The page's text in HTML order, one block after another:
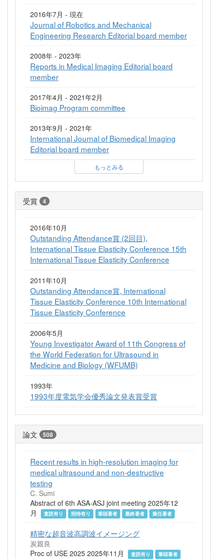
2016年7月 - 現在
Journal of Robotics and Mechanical
Engineering Research Editorial board member
2008年 - 2023年
Reports in Medical Imaging Editorial board
member
2017年4月 - 2021年2月
Bioimag Program committee
2013年9月 - 2021年
International Journal of Biomedical Imaging
Editorial board member
もっとみる
受賞 4
2016年10月
Outstanding Attendance賞 (2回目),
International Tissue Elasticity Conference 15th
International Tissue Elasticity Conference
2011年10月
Outstanding Attendance賞, International
Tissue Elasticity Conference 10th International
Tissue Elasticity Conference
2006年5月
Young Investigator Award of 11th Congress of
the World Federation for Ultrasound in
Medicine and Biology (WFUMB)
1993年
1993年度電気学会優秀論文発表賞受賞
論文 508
Recent results in high-resolution imaging for
medical ultrasound and non-destructive
testing
C. Sumi
Abstract of 6th ASA-ASJ joint meeting 2025年12
月
査読有り 招待有り 筆頭著者 最終著者 責任著者
精密な超音波高調波イメージング
炭親良
Proc of USE 2025 2025年11月
査読有り
筆頭著者